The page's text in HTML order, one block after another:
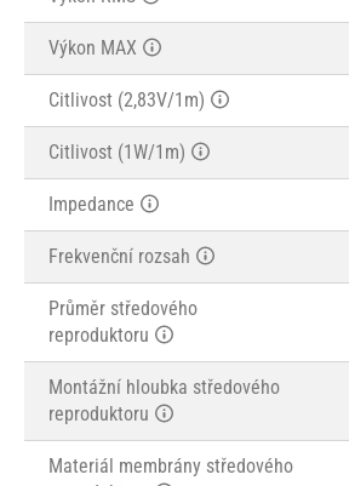
Výkon MAX
Citlivost (2,83V/1m)
Citlivost (1W/1m)
Impedance
Frekvenční rozsah
Průměr středového
reproduktoru
Montážní hloubka středového
reproduktoru
Materiál membrány středového